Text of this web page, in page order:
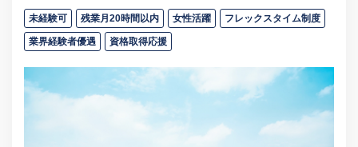
未経験可 残業月20時間以内 女性活躍 フレックスタイム制度
業界経験者優遇 資格取得応援